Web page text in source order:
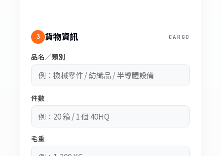
3 貨物資訊 CARGO
品名／類別
件數
毛重